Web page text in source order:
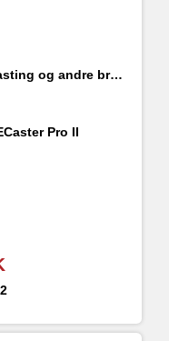
broadcast-opgaver.
Pro II